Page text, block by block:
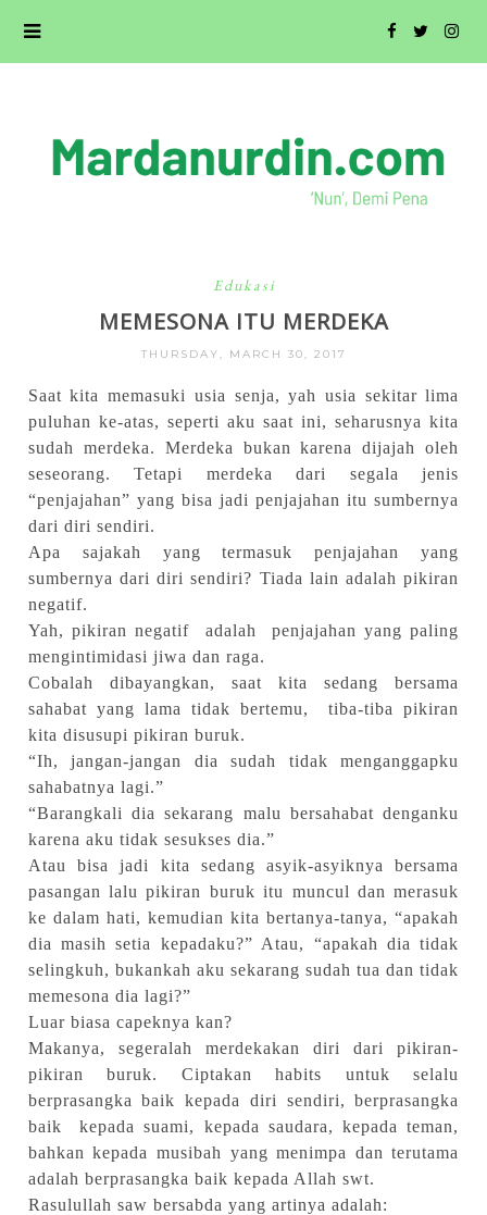
Edukasi
MEMESONA ITU MERDEKA
THURSDAY, MARCH 30, 2017
Saat kita memasuki usia senja, yah usia sekitar lima
puluhan ke-atas, seperti aku saat ini, seharusnya kita
sudah merdeka. Merdeka bukan karena dijajah oleh
seseorang. Tetapi merdeka dari segala jenis
“penjajahan” yang bisa jadi penjajahan itu sumbernya
dari diri sendiri.
Apa sajakah yang termasuk penjajahan yang
sumbernya dari diri sendiri? Tiada lain adalah pikiran
negatif.
Yah, pikiran negatif adalah penjajahan yang paling
mengintimidasi jiwa dan raga.
Cobalah dibayangkan, saat kita sedang bersama
sahabat yang lama tidak bertemu, tiba-tiba pikiran
kita disusupi pikiran buruk.
“Ih, jangan-jangan dia sudah tidak menganggapku
sahabatnya lagi.”
“Barangkali dia sekarang malu bersahabat denganku
karena aku tidak sesukses dia.”
Atau bisa jadi kita sedang asyik-asyiknya bersama
pasangan lalu pikiran buruk itu muncul dan merasuk
ke dalam hati, kemudian kita bertanya-tanya, “apakah
dia masih setia kepadaku?” Atau, “apakah dia tidak
selingkuh, bukankah aku sekarang sudah tua dan tidak
memesona dia lagi?”
Luar biasa capeknya kan?
Makanya, segeralah merdekakan diri dari pikiran-
pikiran buruk. Ciptakan habits untuk selalu
berprasangka baik kepada diri sendiri, berprasangka
baik kepada suami, kepada saudara, kepada teman,
bahkan kepada musibah yang menimpa dan terutama
adalah berprasangka baik kepada Allah swt.
Rasulullah saw bersabda yang artinya adalah: